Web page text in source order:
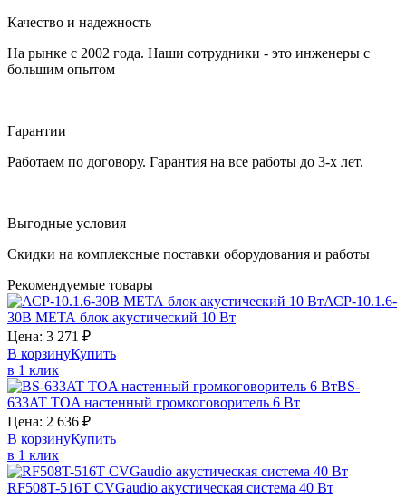
Качество и надежность
На рынке с 2002 года. Наши сотрудники - это инженеры с
большим опытом
Гарантии
Работаем по договору. Гарантия на все работы до 3-х лет.
Выгодные условия
Скидки на комплексные поставки оборудования и работы
Рекомендуемые товары
АСР-10.1.6-
30В МЕТА блок акустический 10 Вт
Цена: 3 271 ₽
В корзинуКупить
в 1 клик
BS-
633AT TOAнастенный громкоговоритель 6 Вт
Цена: 2 636 ₽
В корзинуКупить
в 1 клик
RF508T-516T CVGaudio акустическая система 40 Вт